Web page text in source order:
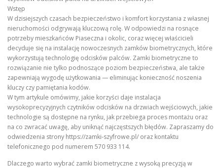
Wstęp
W dzisiejszych czasach bezpieczeństwo i komfort korzystania z własnej
nieruchomości odgrywają kluczową rolę. W odpowiedzi na rosnące
potrzeby mieszkańców Piaseczna i okolic, coraz więcej właścicieli
decyduje się na instalację nowoczesnych zamków biometrycznych, które
wykorzystują technologię odcisków palców. Zamki biometryczne to
rozwiązanie nie tylko podnoszące poziom bezpieczeństwa, ale także
zapewniają wygodę użytkowania — eliminując konieczność noszenia
kluczy czy pamiętania kodów.
W tym artykule omówimy, jakie korzyści daje instalacja
wysokoprecyzyjnych czytników odcisków na drzwiach wejściowych, jakie
technologie są dostępne na rynku, jak przebiega proces montażu oraz
na co zwracać uwagę, aby uniknąć najczęstszych błędów. Zapraszamy do
odwiedzenia strony https://zamki-szyfrowe.pl/ oraz kontaktu
telefonicznego pod numerem 570 933 114.
Dlaczego warto wybrać zamki biometryczne z wysoką precyzją w